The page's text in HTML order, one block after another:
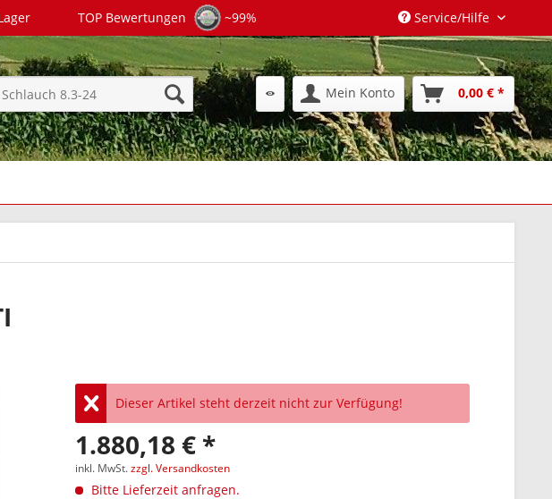
TOP Bewertungen ~99% Service/Hilfe
Mein Konto 0,00 € *
Dieser Artikel steht derzeit nicht zur Verfügung!
1.880,18 € *
inkl. MwSt.zzgl. Versandkosten
Bitte Lieferzeit anfragen.